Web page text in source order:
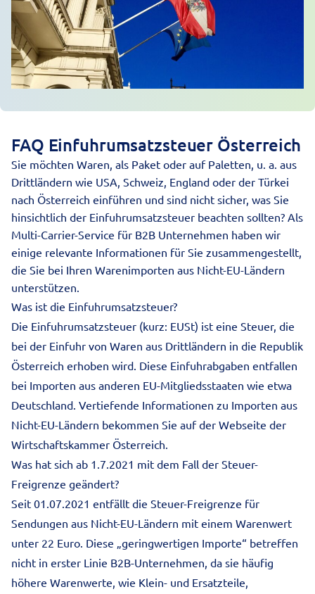
FAQ Einfuhrumsatzsteuer Österreich
Sie möchten Waren, als Paket oder auf Paletten, u. a. aus
Drittländern wie USA, Schweiz, England oder der Türkei
nach Österreich einführen und sind nicht sicher, was Sie
hinsichtlich der Einfuhrumsatzsteuer beachten sollten? Als
Multi-Carrier-Service für B2B Unternehmen haben wir
einige relevante Informationen für Sie zusammengestellt,
die Sie bei Ihren Warenimporten aus Nicht-EU-Ländern
unterstützen.
Was ist die Einfuhrumsatzsteuer?
Die Einfuhrumsatzsteuer (kurz: EUSt) ist eine Steuer, die
bei der Einfuhr von Waren aus Drittländern in die Republik
Österreich erhoben wird. Diese Einfuhrabgaben entfallen
bei Importen aus anderen EU-Mitgliedsstaaten wie etwa
Deutschland. Vertiefende Informationen zu Importen aus
Nicht-EU-Ländern bekommen Sie auf der Webseite der
Wirtschaftskammer Österreich.
Was hat sich ab 1.7.2021 mit dem Fall der Steuer-
Freigrenze geändert?
Seit 01.07.2021 entfällt die Steuer-Freigrenze für
Sendungen aus Nicht-EU-Ländern mit einem Warenwert
unter 22 Euro. Diese „geringwertigen Importe“ betreffen
nicht in erster Linie B2B-Unternehmen, da sie häufig
höhere Warenwerte, wie Klein- und Ersatzteile,